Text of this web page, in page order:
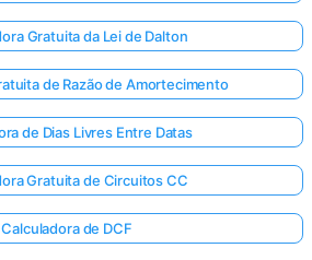
Gratuita da Lei de Dalton
de Razão de Amortecimento
de Dias Livres Entre Datas
Gratuita de Circuitos CC
Calculadora de DCF